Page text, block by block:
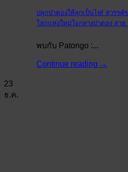
ปลุกป่าตองให้ลุกเป็นไฟ! สวรรค์
โลกแห่งใหม่ใจกลางป่าตอง สาย
พบกับ Patongo :...
Continue reading →
23
ธ.ค.